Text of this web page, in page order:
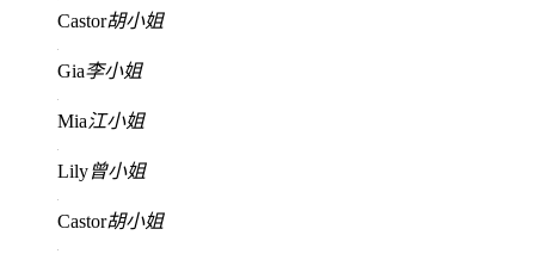
Castor胡小姐
Gia李小姐
Mia江小姐
Lily曾小姐
Castor胡小姐